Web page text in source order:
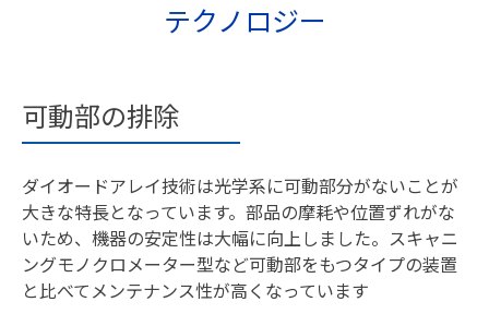
テクノロジー
可動部の排除
ダイオードアレイ技術は光学系に可動部分がないことが
大きな特長となっています。部品の摩耗や位置ずれがな
いため、機器の安定性は大幅に向上しました。スキャニ
ングモノクロメーター型など可動部をもつタイプの装置
と比べてメンテナンス性が高くなっています